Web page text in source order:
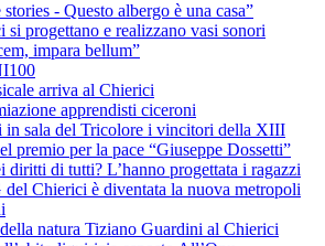
- Questo albergo è una casa”
si progettano e realizzano vasi sonori
impara bellum”
arriva al Chierici
apprendisti ciceroni
in sala del Tricolore i vincitori della XIII
premio per la pace “Giuseppe Dossetti”
diritti di tutti? L’hanno progettata i ragazzi
Chierici è diventata la nuova metropoli
natura Tiziano Guardini al Chierici